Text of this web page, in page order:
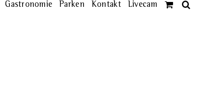
Gastronomie Parken Kontakt Livecam